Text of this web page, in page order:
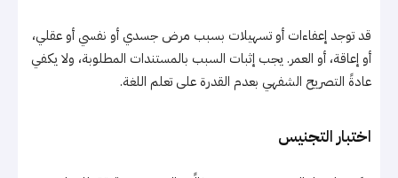
قد توجد إعفاءات أو تسهيلات بسبب مرض جسدي أو نفسي أو عقلي،
أو إعاقة، أو العمر. يجب إثبات السبب بالمستندات المطلوبة، ولا يكفي
عادةً التصريح الشفهي بعدم القدرة على تعلم اللغة.
اختبار التجنيس